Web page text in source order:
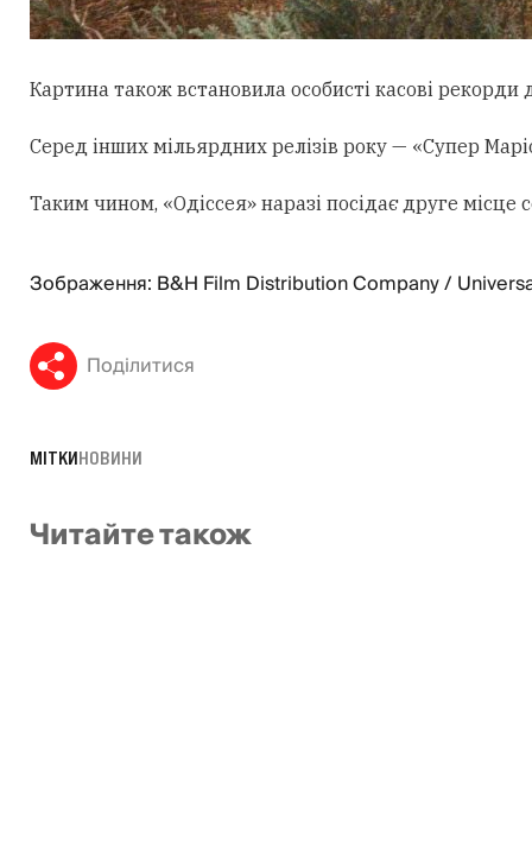
Картина також встановила особисті касові
Серед інших мільярдних релізів року — «Супер
Таким чином, «Одіссея» наразі посідає друге
Зображення: B&H Film Distribution Company /
Поділитися
МІТКИНОВИНИ
Читайте також